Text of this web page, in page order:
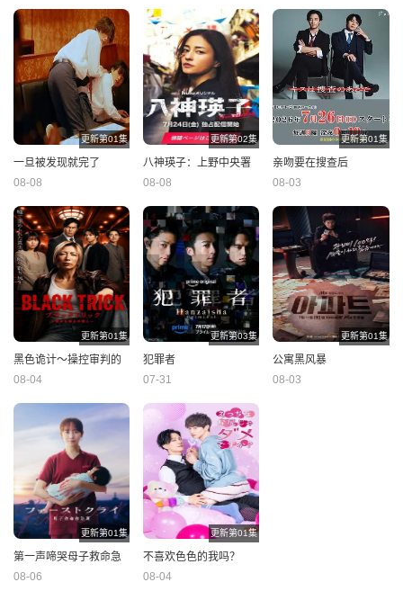
更新第01集
一旦被发现就完了
08-08
更新第02集
八神瑛子：上野中央署
组织犯罪对策课
08-08
更新第01集
亲吻要在搜查后
08-03
更新第01集
黑色诡计～操控审判的
辩护人
08-04
更新第03集
犯罪者
07-31
更新第01集
公寓黑风暴
08-03
更新第01集
第一声啼哭母子救命急
救班
08-06
更新第01集
不喜欢色色的我吗？
08-04